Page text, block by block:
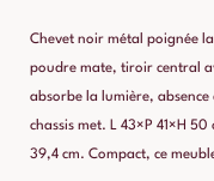
Chevet noir métal poignée
poudre mate, tiroir central
absorbe la lumière,
chassis met. L 43×P 41×H
39,4 cm. Compact, ce